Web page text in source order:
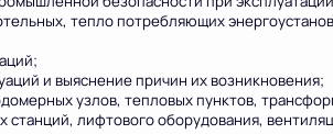
тепло потребляющих
и выяснение причин их возникновения;
узлов, тепловых пунктов,
станций, лифтового оборудования,